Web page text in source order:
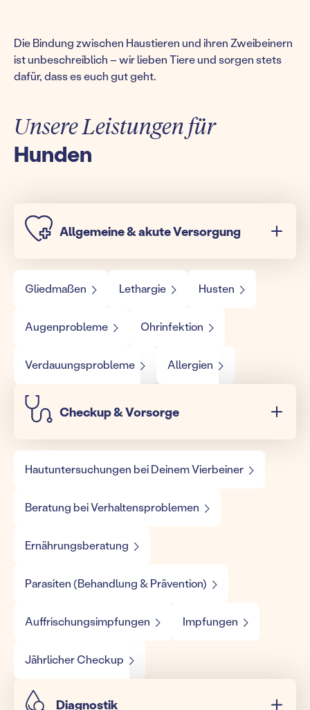
Die Bindung zwischen Haustieren und ihren Zweibeinern
ist unbeschreiblich – wir lieben Tiere und sorgen stets
dafür, dass es euch gut geht.
Unsere Leistungen für
Hunden
Allgemeine & akute Versorgung
Gliedmaßen Lethargie Husten
Augenprobleme Ohrinfektion
Verdauungsprobleme Allergien
Checkup & Vorsorge
Hautuntersuchungen bei Deinem Vierbeiner
Beratung bei Verhaltensproblemen
Ernährungsberatung
Parasiten (Behandlung & Prävention)
Auffrischungsimpfungen Impfungen
Jährlicher Checkup
Diagnostik